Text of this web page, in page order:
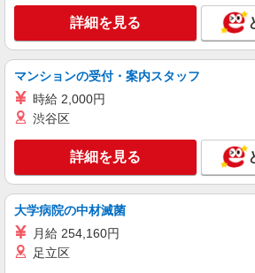
給
東京都千代田区（大手
キープ
派遣社員
株式会社パソナ・東京キャリアセンター/
経理/一般事務
月給299700円 ★交通
給
詳細を見る
マンションの受付・案内スタッフ
時給 2,000円
渋谷区
詳細を見る
大学病院の中材滅菌
月給 254,160円
足立区